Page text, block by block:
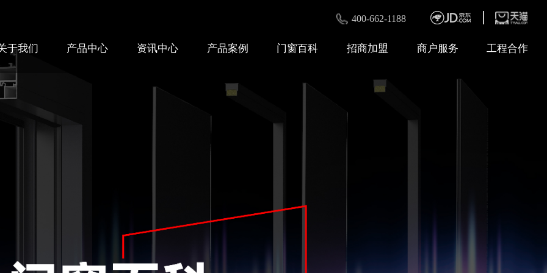
400-662-1188
于我们 产品中心 资讯中心 产品案例 门窗百科 招商加盟 商户服务 工程合作